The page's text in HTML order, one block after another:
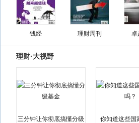
钱经 理财周刊 卓
理财·大视野
三分钟让你彻底搞懂分级
你知道这些国